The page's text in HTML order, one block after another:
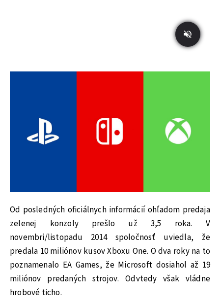
Od posledných oficiálnych informácií ohľadom predaja
zelenej konzoly prešlo už 3,5 roka. V
novembri/listopadu 2014 spoločnosť uviedla, že
predala 10 miliónov kusov Xboxu One. O dva roky na to
poznamenalo EA Games, že Microsoft dosiahol až 19
miliónov predaných strojov. Odvtedy však vládne
hrobové ticho.